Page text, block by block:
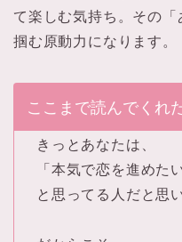
て楽しむ気持ち。その
掴む原動力になります。
ここまで読んでくれ
きっとあなたは、
「本気で恋を進めたい
と思ってる人だと思